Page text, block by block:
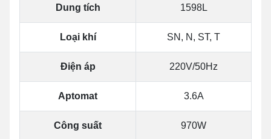
Dung tích 1598L
Loại khí SN, N, ST, T
Điện áp 220V/50Hz
Aptomat 3.6A
Công suất 970W